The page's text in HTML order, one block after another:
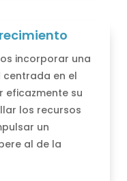
incorporar una
en el
eficazmente su
los recursos
un
al de la